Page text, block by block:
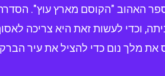
האהוב "הקוסם מארץ עוץ".
וכדי לעשות זאת היא צריכה
את מלך נום כדי להציל את עיר